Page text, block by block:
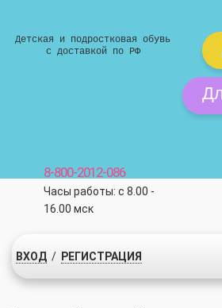
Детская и подростковая обувь
с доставкой по РФ
8-800-2012-086
Часы работы: с 8.00 -
16.00 мск
ВХОД / РЕГИСТРАЦИЯ